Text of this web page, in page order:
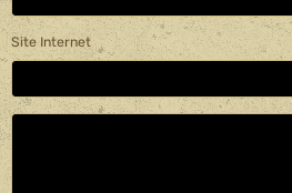
Site Internet